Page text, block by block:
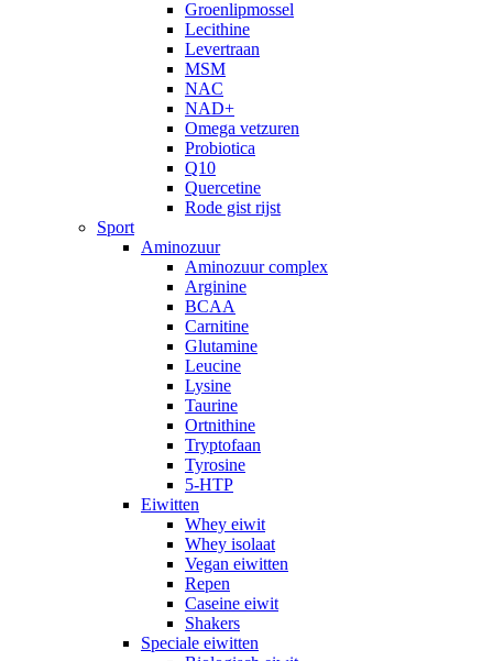
Groenlipmossel
Lecithine
Levertraan
MSM
NAC
NAD+
Omega vetzuren
Probiotica
Q10
Quercetine
Rode gist rijst
Sport
Aminozuur
Aminozuur complex
Arginine
BCAA
Carnitine
Glutamine
Leucine
Lysine
Taurine
Ortnithine
Tryptofaan
Tyrosine
5-HTP
Eiwitten
Whey eiwit
Whey isolaat
Vegan eiwitten
Repen
Caseine eiwit
Shakers
Speciale eiwitten